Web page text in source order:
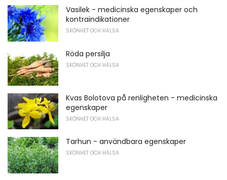
Vasilek - medicinska egenskaper och
kontraindikationer
SKÖNHET OCH HÄLSA
Röda persilja
SKÖNHET OCH HÄLSA
Kvas Bolotova på renligheten - medicinska
egenskaper
SKÖNHET OCH HÄLSA
Tarhun - användbara egenskaper
SKÖNHET OCH HÄLSA